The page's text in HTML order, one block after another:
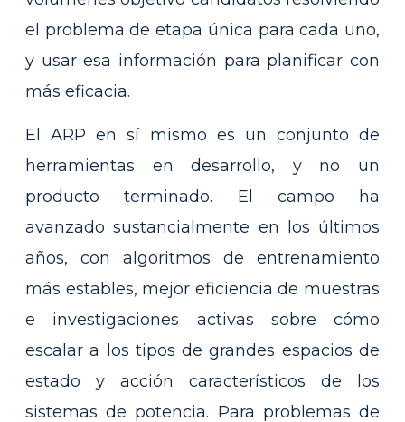
el problema de etapa única para cada uno,
y usar esa información para planificar con
más eficacia.
El ARP en sí mismo es un conjunto de
herramientas en desarrollo, y no un
producto terminado. El campo ha
avanzado sustancialmente en los últimos
años, con algoritmos de entrenamiento
más estables, mejor eficiencia de muestras
e investigaciones activas sobre cómo
escalar a los tipos de grandes espacios de
estado y acción característicos de los
sistemas de potencia. Para problemas de